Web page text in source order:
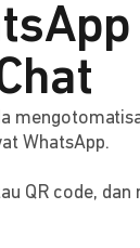
WhatsApp.
QR code, dan